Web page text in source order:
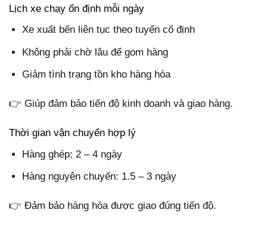
Lịch xe chạy ổn định mỗi ngày
Xe xuất bến liên tục theo tuyến cố định
Không phải chờ lâu để gom hàng
Giảm tình trạng tồn kho hàng hóa
👉 Giúp đảm bảo tiến độ kinh doanh và giao hàng.
Thời gian vận chuyển hợp lý
Hàng ghép: 2 – 4 ngày
Hàng nguyên chuyến: 1.5 – 3 ngày
👉 Đảm bảo hàng hóa được giao đúng tiến độ.